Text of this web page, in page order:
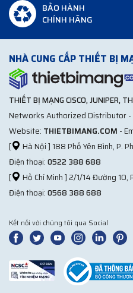
BẢO HÀNH
CHÍNH HÃNG
NHÀ CUNG CẤP THIẾT BỊ
THIẾT BỊ MẠNG CISCO, JUNIPER,
Networks Authorized Distributor -
Website: THIETBIMANG.COM -
[
Hà Nội ] 188 Phố Yên Bình, P.
Điện thoại:0522 388 688
[
Hồ Chí Minh ] 2/1/14 Đường 10,
Điện thoại:0568 388 688
Kết nối với chúng tôi qua Social